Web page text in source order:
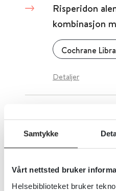
Samtykke
Vårt nettsted bruker
Helsebiblioteket bruker
Risperidon
kombinasjon
Cochrane
Detaljer
bipolar lidelse
Detaljer